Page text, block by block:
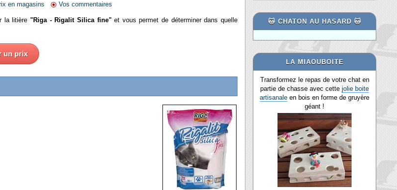
en magasins Vos commentaires
la litière "Riga - Rigalit Silica fine"et vous permet de déterminer dans quelle
un prix
🐱 CHATON AU HASARD 🐱
LA MIAOUBOITE
Transformez le repas de votre chat en
partie de chasse avec cette jolie boite
artisanale en bois en forme de gruyère
géant !